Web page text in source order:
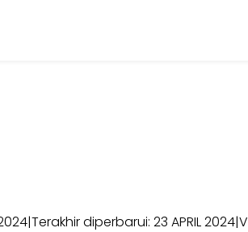
|Terakhir diperbarui: 23 APRIL 2024|